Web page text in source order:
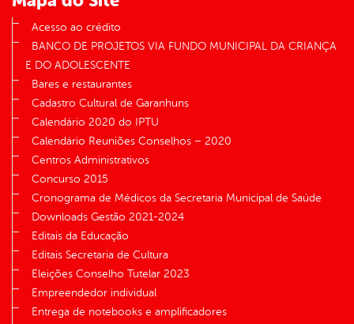
Acesso ao crédito
BANCO DE PROJETOS VIA FUNDO MUNICIPAL DA CRIANÇA
E DO ADOLESCENTE
Bares e restaurantes
Cadastro Cultural de Garanhuns
Calendário 2020 do IPTU
Calendário Reuniões Conselhos – 2020
Centros Administrativos
Concurso 2015
Cronograma de Médicos da Secretaria Municipal de Saúde
Downloads Gestão 2021-2024
Editais da Educação
Editais Secretaria de Cultura
Eleições Conselho Tutelar 2023
Empreendedor individual
Entrega de notebooks e amplificadores